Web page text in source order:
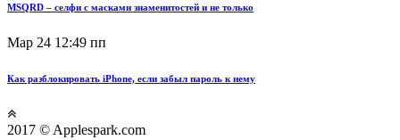
MSQRD – селфи с масками знаменитостей и не только
Мар 24 12:49 пп
Как разблокировать iPhone, если забыл пароль к нему
2017 © Applespark.com